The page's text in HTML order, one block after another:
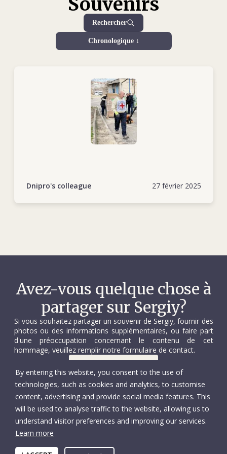
Повномасштабна війна у 2022 році застала Сергія в
рідному Маріуполі. Разом із сім’єю він пережив жахіття
блокади, але, попри всі труднощі, зміг знайти в собі сили
допомагати іншим. Він був одним із тих, хто дарував
продовжив працювати в субделегації МКЧХ, однак він
завжди мріяв повернутися до рідного Маріуполя, міста,
яке він так сильно любив.
Його колеги та друзі часто ділилися історіями про
Сергія. Одна з них трапилася взимку, коли їм довелося
момент, коли машину почало зносити назад, він зберіг
спокій і пожартував: «Ну що, дрібнота, тримайся за
торпеду, зараз вирулю!» Його впевненість і майстерність
розряджали обстановку, а його знаменита фраза:
справжньою енциклопедією – знав усе про ремонт
автомобілів і завжди охоче ділився своїми знаннями.
Для своїх рідних Сергій був більше, ніж брат, син чи
чоловік. Його сестра згадує, як він завжди був її
захисником, прикриваючи її пустощі перед батьками. Він
звернутися по допомогу чи пораду, і яка завжди
підтримувала своїх близьких у будь-якій ситуації.
Сергій був частиною команди МКЧХ, яка 12 вересня 2024
року доставляла зимове паливо до с. Віролюбівка
Донецької області. Під час виконання завдання їхня
автівка потрапила під обстріл внаслідок якого Сергія, у
Rechercher
Chronologique ↓
27 février 2025
Dnipro's colleague
Avez-vous quelque chose à
partager sur Sergiy?
Si vous souhaitez partager un souvenir de Sergiy, fournir des
photos ou des informations supplémentaires, ou faire part
d'une préoccupation concernant le contenu de cet
hommage, veuillez remplir notre formulaire de contact.
Copyright
Protection des données
By entering this website, you consent to the use of
technologies, such as cookies and analytics, to customise
content, advertising and provide social media features. This
will be used to analyse traffic to the website, allowing us to
understand visitor preferences and improving our services.
Learn more